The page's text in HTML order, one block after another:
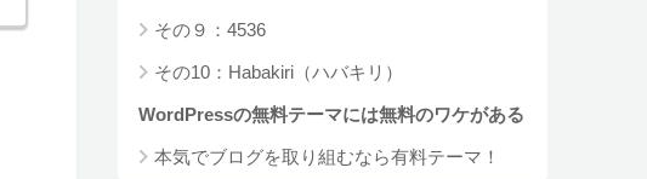
その９：4536
その10：Habakiri（ハバキリ）
WordPressの無料テーマには無料のワケがある
本気でブログを取り組むなら有料テーマ！